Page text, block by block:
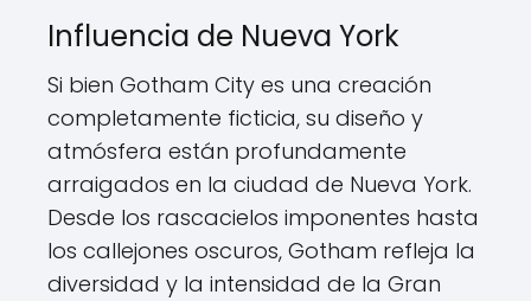
Influencia de Nueva York
Si bien Gotham City es una creación
completamente ficticia, su diseño y
atmósfera están profundamente
arraigados en la ciudad de Nueva York.
Desde los rascacielos imponentes hasta
los callejones oscuros, Gotham refleja la
diversidad y la intensidad de la Gran